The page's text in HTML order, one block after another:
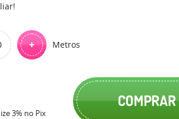
Metros
3% no Pix
COMPRAR